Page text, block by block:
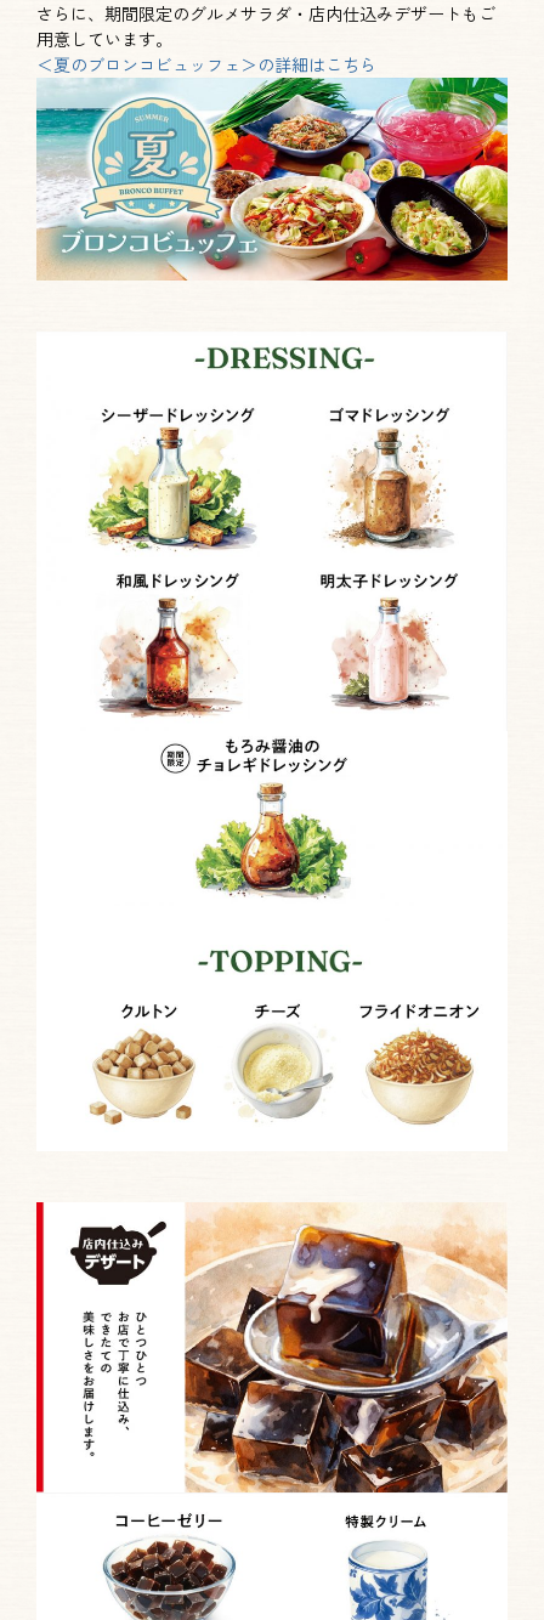
さらに、期間限定のグルメサラダ・店内仕込みデザートもご
用意しています。
＜夏のブロンコビュッフェ＞の詳細はこちら